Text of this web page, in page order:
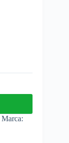
Marca: